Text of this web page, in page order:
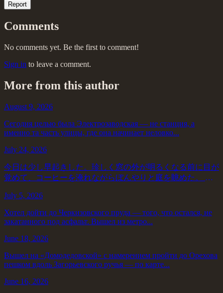
Report
Comments
No comments yet. Be the first to comment!
Sign in to leave a comment.
More from this author
August 9, 2026
Сегодня целью была Электрозаводская — не станция, а
именно та часть улицы, где она начинает неловко...
July 24, 2026
今日は少し早起きした。珍しく窓の外が明るくなる前に目が
覚めて、コーヒーを淹れながらぼんやりと庭を眺めた。 午
公が旅の途中で出会う人々の話だ。読み進...
July 5, 2026
Хотел дойти до Черкизовского пруда — того, что остался, не
закатанного под асфальт. Вышел из метро...
June 18, 2026
Вышел на «Домодедовской» с намерением пройти до Орехова
пешком вдоль Загорьевского ручья — по карте...
June 16, 2026